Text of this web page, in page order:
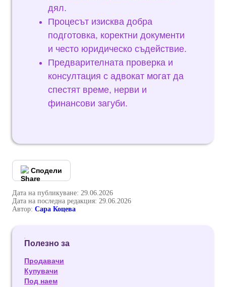
дял.
Процесът изисква добра
подготовка, коректни документи
и често юридическо съдействие.
Предварителната проверка и
консултация с адвокат могат да
спестят време, нерви и
финансови загуби.
Сподели
Дата на публикуване: 29.06.2026
Дата на последна редакция: 29.06.2026
Автор: Сара Коцева
Полезно за
Продавачи
Купувачи
Под наем